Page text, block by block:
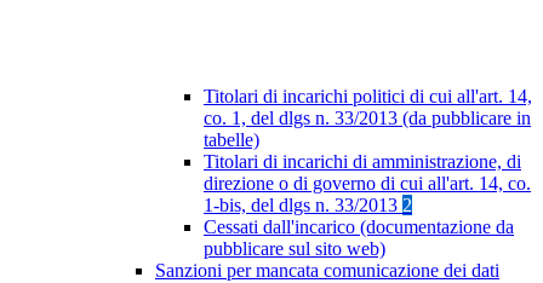
Titolari di incarichi politici di cui all'art. 14,
co. 1, del dlgs n. 33/2013 (da pubblicare in
tabelle)
Titolari di incarichi di amministrazione, di
direzione o di governo di cui all'art. 14, co.
1-bis, del dlgs n. 33/2013 2
Cessati dall'incarico (documentazione da
pubblicare sul sito web)
Sanzioni per mancata comunicazione dei dati